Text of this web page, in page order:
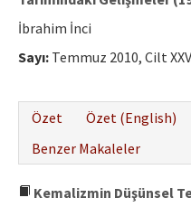
Yazar Rehberi
İletişim
İbrahim İnci
Sayı: Temmuz 2010, Cilt
Özet
Özet (English)
Benzer Makaleler
Kemalizmin Düşünsel